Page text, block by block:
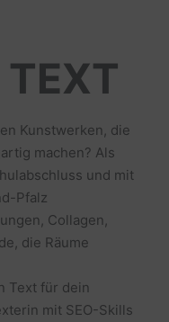
Kunstwerken, die
machen? Als
und mit
Pfalz
Collagen,
die Räume
Text für dein
mit SEO-Skills